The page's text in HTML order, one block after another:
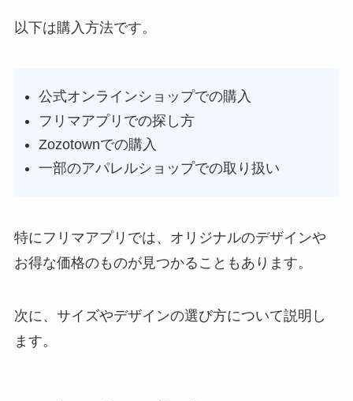
以下は購入方法です。
公式オンラインショップでの購入
フリマアプリでの探し方
Zozotownでの購入
一部のアパレルショップでの取り扱い
特にフリマアプリでは、オリジナルのデザインや
お得な価格のものが見つかることもあります。
次に、サイズやデザインの選び方について説明し
ます。